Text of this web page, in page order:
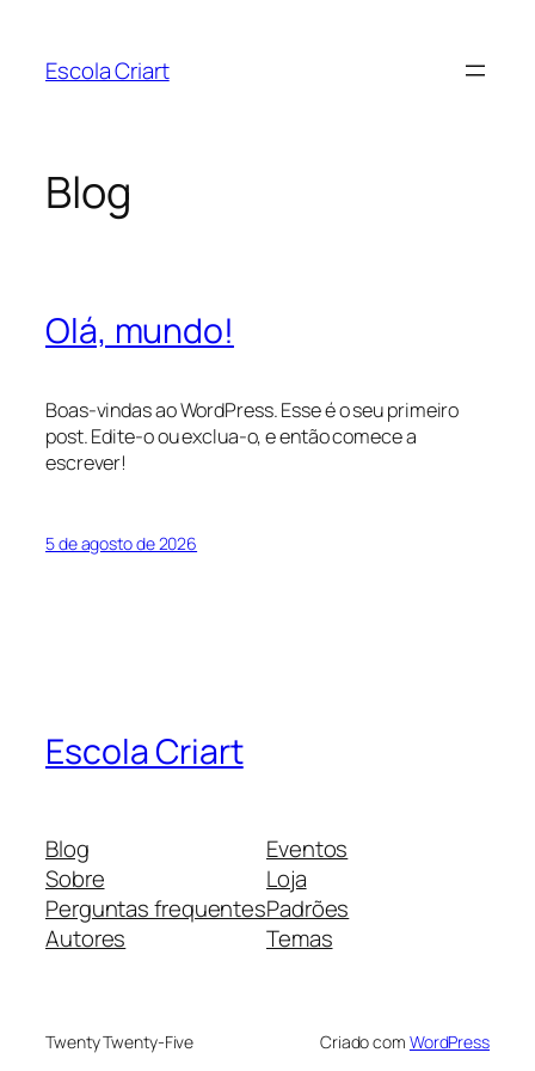
Escola Criart
Blog
Olá, mundo!
Boas-vindas ao WordPress. Esse é o seu primeiro
post. Edite-o ou exclua-o, e então comece a
escrever!
5 de agosto de 2026
Escola Criart
Blog
Sobre
Perguntas frequentes
Autores
Eventos
Loja
Padrões
Temas
Twenty Twenty-Five Criado com WordPress